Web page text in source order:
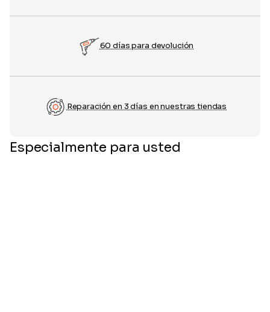
60 días para devolución
Reparación en 3 días en nuestras tiendas
Especialmente para usted